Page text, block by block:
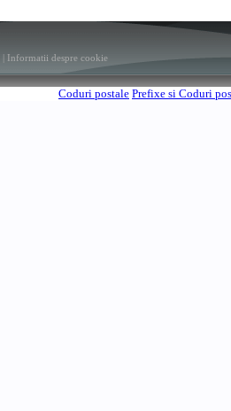
| Informatii despre cookie
Coduri postale Prefixe si Coduri